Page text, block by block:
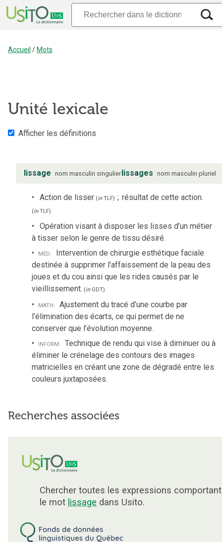
Accueil / Mots
Unité lexicale
Afficher les définitions
lissage nom masculin singulierlissages nom masculin pluriel
Action de lisser (inTLF) ; résultat de cette action.
(inTLF)
Opération visant à disposer les lisses d’un métier
à tisser selon le genre de tissu désiré.
méd. Intervention de chirurgie esthétique faciale
destinée à supprimer l’affaissement de la peau des
joues et du cou ainsi que les rides causés par le
vieillissement. (inGDT)
math. Ajustement du tracé d’une courbe par
l’élimination des écarts, ce qui permet de ne
conserver que l’évolution moyenne.
inform. Technique de rendu qui vise à diminuer ou à
éliminer le crénelage des contours des images
matricielles en créant une zone de dégradé entre les
couleurs juxtaposées.
Recherches associées
Chercher toutes les expressions comportant
le mot lissage dans Usito.